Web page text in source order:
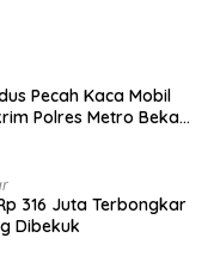
Pecah Kaca Mobil
Polres Metro Bekasi
316 Juta Terbongkar
Dibekuk